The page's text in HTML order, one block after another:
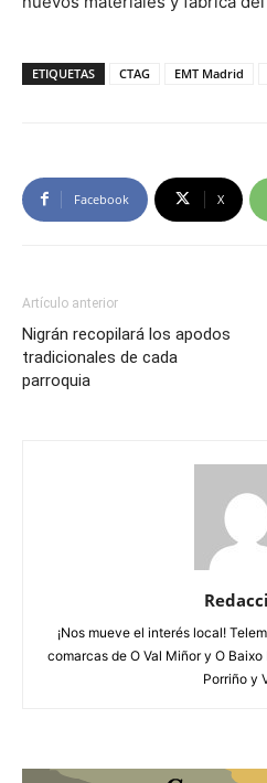
ETIQUETAS CTAG EMT Madrid
Facebook X
Artículo anterior
Nigrán recopilará los apodos
tradicionales de cada
parroquia
¡Nos mueve el interés local!
comarcas de O Val Miñor y O
Porriño y